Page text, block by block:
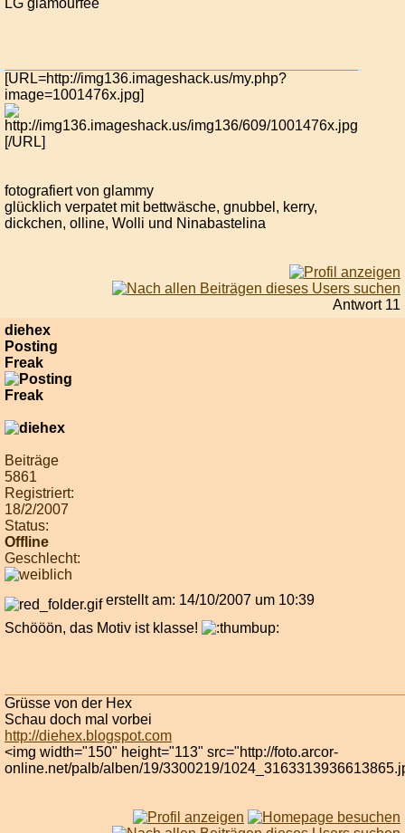
LG glamourfee
[URL=http://img136.imageshack.us/my.php?
image=1001476x.jpg]
[/URL]
fotografiert von glammy
glücklich verpatet mit bettwäsche, gnubbel, kerry,
dickchen, olline, Wolli und Ninabastelina
Antwort 11
diehex
Posting
Freak
Beiträge
5861
Registriert:
18/2/2007
Status:
Offline
Geschlecht:
erstellt am: 14/10/2007 um 10:39
Schööön, das Motiv ist klasse!
Grüsse von der Hex
Schau doch mal vorbei
http://diehex.blogspot.com
<img width="150" height="113" src="http://foto.arcor-
online.net/palb/alben/19/3300219/